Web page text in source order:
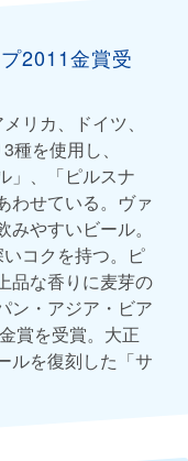
2011金賞受
リカ、ドイツ、
を使用し、
」、「ピルスナ
わせている。ヴァ
やすいビール。
コクを持つ。ピ
品な香りに麦芽の
ン・アジア・ビア
賞を受賞。大正
ルを復刻した「サ